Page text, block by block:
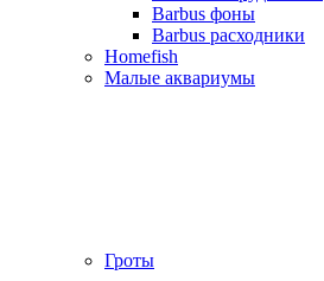
Barbus фоны
Barbus расходники
Homefish
Малые аквариумы
Гроты